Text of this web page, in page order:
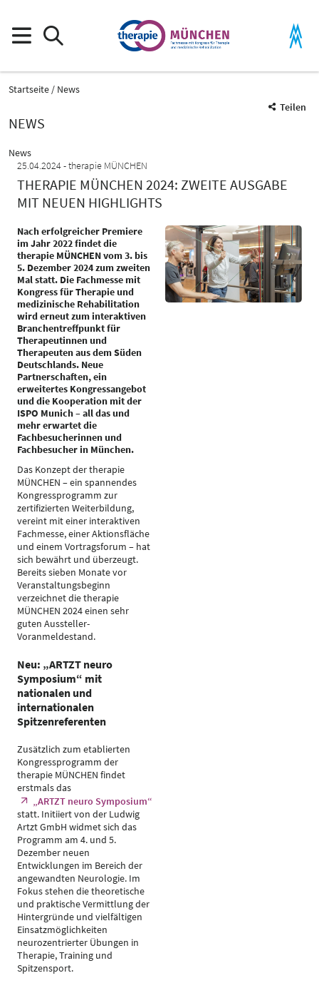
Startseite
News
Teilen
NEWS
News
25.04.2024 therapie MÜNCHEN
THERAPIE MÜNCHEN 2024: ZWEITE AUSGABE
MIT NEUEN HIGHLIGHTS
Nach erfolgreicher Premiere
im Jahr 2022 findet die
therapie MÜNCHEN vom 3. bis
5. Dezember 2024 zum zweiten
Mal statt. Die Fachmesse mit
Kongress für Therapie und
medizinische Rehabilitation
wird erneut zum interaktiven
Branchentreffpunkt für
Therapeutinnen und
Therapeuten aus dem Süden
Deutschlands. Neue
Partnerschaften, ein
erweitertes Kongressangebot
und die Kooperation mit der
ISPO Munich – all das und
mehr erwartet die
Fachbesucherinnen und
Fachbesucher in München.
Das Konzept der therapie
MÜNCHEN – ein spannendes
Kongressprogramm zur
zertifizierten Weiterbildung,
vereint mit einer interaktiven
Fachmesse, einer Aktionsfläche
und einem Vortragsforum – hat
sich bewährt und überzeugt.
Bereits sieben Monate vor
Veranstaltungsbeginn
verzeichnet die therapie
MÜNCHEN 2024 einen sehr
guten Aussteller-
Voranmeldestand.
Neu: „ARTZT neuro
Symposium“ mit
nationalen und
internationalen
Spitzenreferenten
Zusätzlich zum etablierten
Kongressprogramm der
therapie MÜNCHEN findet
erstmals das
„ARTZT neuro Symposium“
statt. Initiiert von der Ludwig
Artzt GmbH widmet sich das
Programm am 4. und 5.
Dezember neuen
Entwicklungen im Bereich der
angewandten Neurologie. Im
Fokus stehen die theoretische
und praktische Vermittlung der
Hintergründe und vielfältigen
Einsatzmöglichkeiten
neurozentrierter Übungen in
Therapie, Training und
Spitzensport.